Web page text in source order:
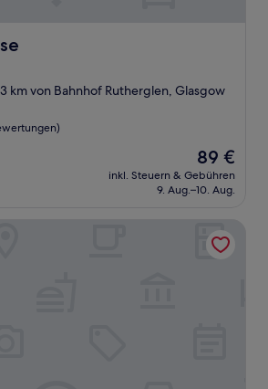
km von Bahnhof Rutherglen, Glasgow
Der
Preis
beträgt
89 €
inkl. Steuern & Gebühren
9. Aug.–10. Aug.